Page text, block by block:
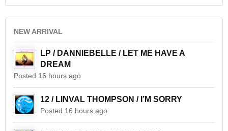
NEW ARRIVAL
LP / DANNIEBELLE / LET ME HAVE A
DREAM
Posted 16 hours ago
12 / LINVAL THOMPSON / I’M SORRY
Posted 16 hours ago